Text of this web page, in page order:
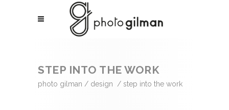
STEP INTO THE WORK
photo gilman / design / step into the work